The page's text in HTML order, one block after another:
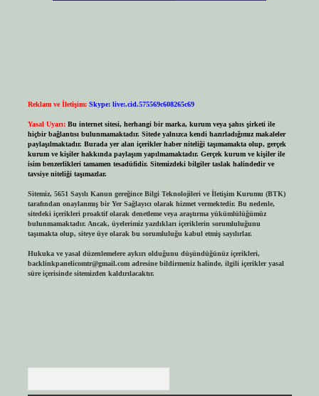
Reklam ve İletişim: Skype: live:.cid.575569c608265c69
Yasal Uyarı: Bu internet sitesi, herhangi bir marka, kurum veya şahıs şirketi ile
hiçbir bağlantısı bulunmamaktadır. Sitede yalnızca kendi hazırladığımız makaleler
paylaşılmaktadır. Burada yer alan içerikler haber niteliği taşımamakta olup, gerçek
kurum ve kişiler hakkında paylaşım yapılmamaktadır. Gerçek kurum ve kişiler ile
isim benzerlikleri tamamen tesadüfidir. Sitemizdeki bilgiler taslak halindedir ve
tavsiye niteliği taşımazlar.
Sitemiz, 5651 Sayılı Kanun gereğince Bilgi Teknolojileri ve İletişim Kurumu (BTK)
tarafından onaylanmış bir Yer Sağlayıcı olarak hizmet vermektedir. Bu nedenle,
sitedeki içerikleri proaktif olarak denetleme veya araştırma yükümlülüğümüz
bulunmamaktadır. Ancak, üyelerimiz yazdıkları içeriklerin sorumluluğunu
taşımakta olup, siteye üye olarak bu sorumluluğu kabul etmiş sayılırlar.
Hukuka ve yasal düzenlemelere aykırı olduğunu düşündüğünüz içerikleri,
backlinkpanelicomtr@gmail.comadresine bildirmeniz halinde, ilgili içerikler yasal
süre içerisinde sitemizden kaldırılacaktır.